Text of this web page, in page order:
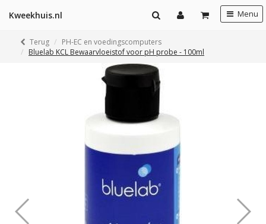
Kweekhuis.nl Menu
Terug
PH-EC en voedingscomputers
Bluelab KCL Bewaarvloeistof voor pH probe - 100ml